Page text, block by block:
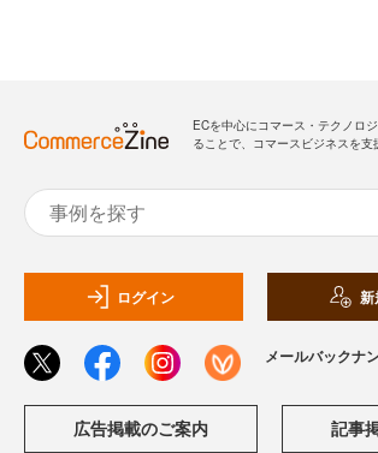
ECを中心にコマース・テクノロ
ることで、コマースビジネスを支
ログイン 新
メールバックナ
広告掲載のご案内 記事